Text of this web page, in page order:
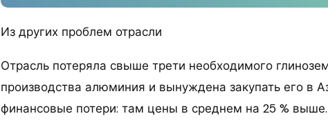
Из других проблем отрасли
Отрасль потеряла свыше трети необходимого
производства алюминия и вынуждена закупать его в
финансовые потери: там цены в среднем на 25 % выше.